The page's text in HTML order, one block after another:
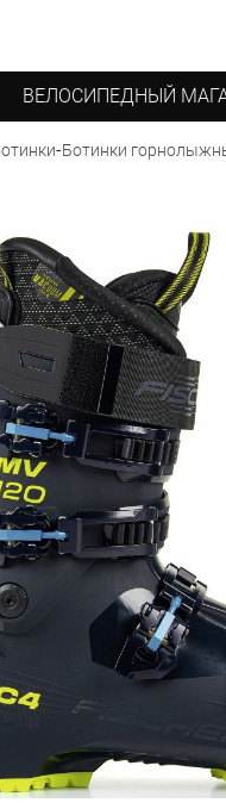
ВЕЛОСИПЕДНЫЙ
-Ботинки